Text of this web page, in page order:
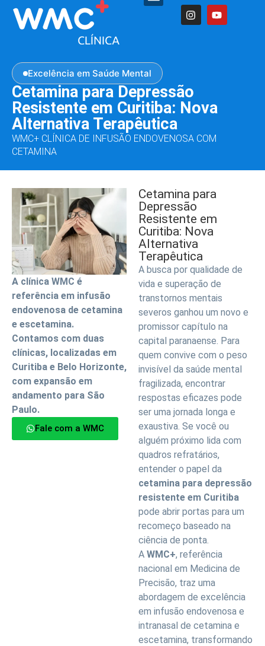
Excelência em Saúde Mental
Cetamina para Depressão
Resistente em Curitiba: Nova
Alternativa Terapêutica
WMC+ CLÍNICA DE INFUSÃO ENDOVENOSA COM
CETAMINA
A clínica WMC é
referência em infusão
endovenosa de cetamina
e escetamina.
Contamos com duas
clínicas, localizadas em
Curitiba e Belo Horizonte,
com expansão em
andamento para São
Paulo.
Fale com a WMC
Cetamina para
Depressão
Resistente em
Curitiba: Nova
Alternativa
Terapêutica
A busca por qualidade de
vida e superação de
transtornos mentais
severos ganhou um novo e
promissor capítulo na
capital paranaense. Para
quem convive com o peso
invisível da saúde mental
fragilizada, encontrar
respostas eficazes pode
ser uma jornada longa e
exaustiva. Se você ou
alguém próximo lida com
quadros refratários,
entender o papel da
cetamina para depressão
resistente em Curitiba
pode abrir portas para um
recomeço baseado na
ciência de ponta.
A WMC+, referência
nacional em Medicina de
Precisão, traz uma
abordagem de excelência
em infusão endovenosa e
intranasal de cetamina e
escetamina, transformando